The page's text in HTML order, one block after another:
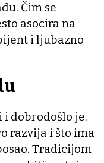
Čim se
asocira na
i ljubazno
i dobrodošlo je.
razvija i što ima
Tradicijom